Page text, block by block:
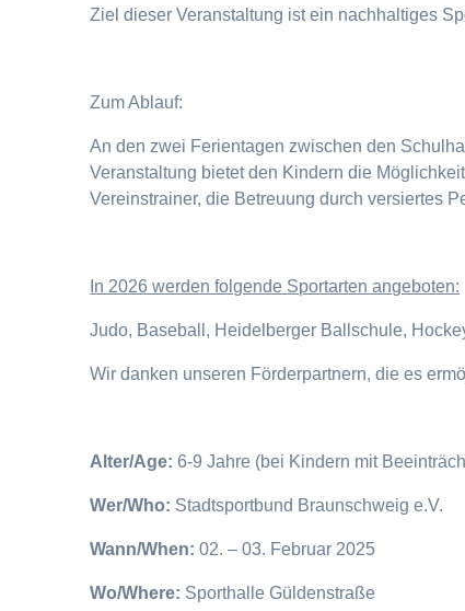
Ziel dieser Veranstaltung ist ein nachhaltiges
Zum Ablauf:
An den zwei Ferientagen zwischen den
Veranstaltung bietet den Kindern die
Vereinstrainer, die Betreuung durch versiertes
n 2026 werden folgende Sportarten angeboten:
Judo, Baseball, Heidelberger Ballschule,
Wir danken unseren Förderpartnern, die es
Alter/Age:6-9 Jahre (bei Kindern mit
Wer/Who: Stadtsportbund Braunschweig e.V.
Wann/When:02. – 03. Februar 2025
Wo/Where: Sporthalle Güldenstraße